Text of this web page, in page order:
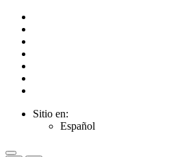
Sitio en:
Español